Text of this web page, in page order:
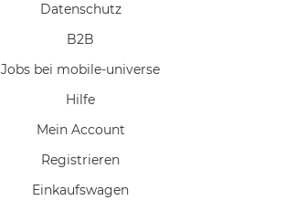
Datenschutz
B2B
Jobs bei mobile-universe
Hilfe
Mein Account
Registrieren
Einkaufswagen